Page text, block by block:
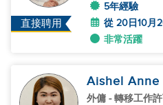
直接聘用
5年經驗
從 20日10月
非常活躍
Aishel Anne
外傭 - 轉移工作